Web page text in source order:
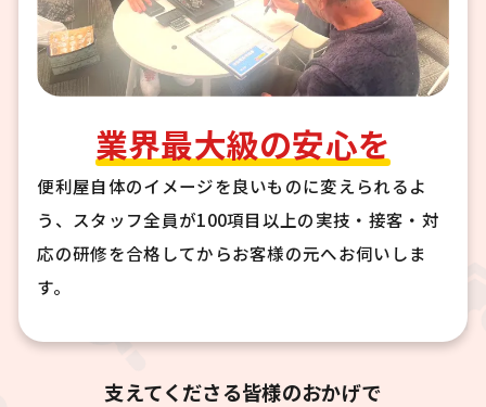
業界最大級の安心を
便利屋自体のイメージを良いものに変えられるよ
う、スタッフ全員が100項目以上の実技・接客・対
応の研修を合格してからお客様の元へお伺いしま
す。
支えてくださる皆様のおかげで